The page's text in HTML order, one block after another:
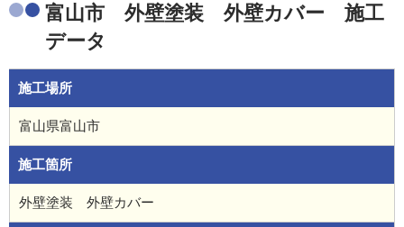
富山市 外壁塗装 外壁カバー 施工
データ
施工場所
富山県富山市
施工箇所
外壁塗装 外壁カバー